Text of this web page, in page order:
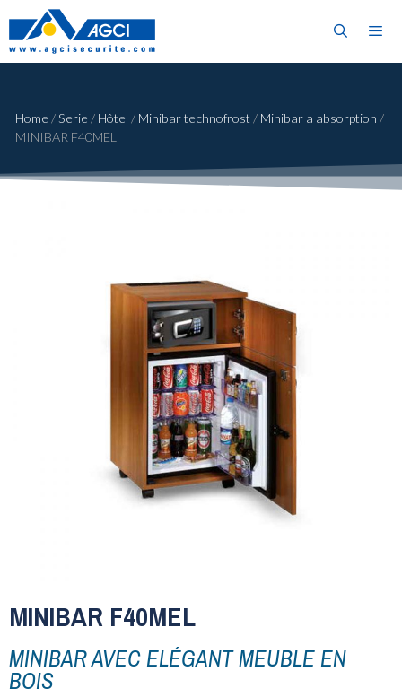
Home /Serie / Hôtel / Minibar technofrost / Minibar a absorption /
MINIBAR F40MEL
MINIBAR F40MEL
MINIBAR AVEC ELÉGANT MEUBLE EN
BOIS